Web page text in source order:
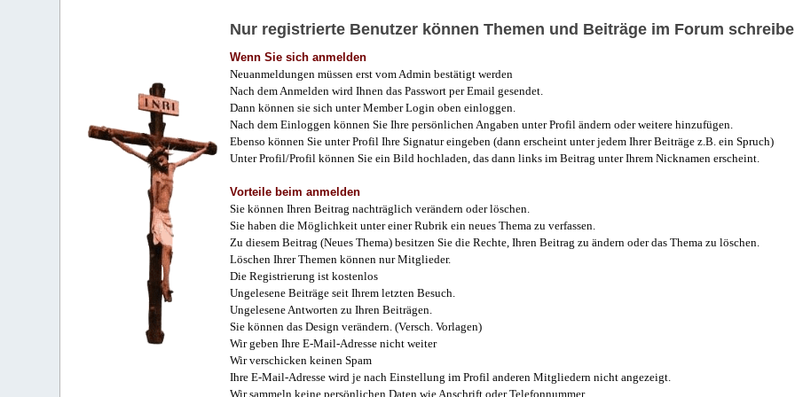
Nur registrierte Benutzer können Themen und Beiträge im Forum
Wenn Sie sich anmelden
Neuanmeldungen müssen erst vom Admin bestätigt werden
Nach dem Anmelden wird Ihnen das Passwort per Email gesendet.
Dann können sie sich unter Member Login oben einloggen.
Nach dem Einloggen können Sie Ihre persönlichen Angaben unter Profil ändern oder weitere hinzufügen.
Ebenso können Sie unter Profil Ihre Signatur eingeben (dann erscheint unter jedem Ihrer Beiträge z.B. ein Spruch)
Unter Profil/Profil können Sie ein Bild hochladen, das dann links im Beitrag unter Ihrem Nicknamen erscheint.
Vorteile beim anmelden
Sie können Ihren Beitrag nachträglich verändern oder löschen.
Sie haben die Möglichkeit unter einer Rubrik ein neues Thema zu verfassen.
Zu diesem Beitrag (Neues Thema) besitzen Sie die Rechte, Ihren Beitrag zu ändern oder das Thema zu löschen.
Löschen Ihrer Themen können nur Mitglieder.
Die Registrierung ist kostenlos
Ungelesene Beiträge seit Ihrem letzten Besuch.
Ungelesene Antworten zu Ihren Beiträgen.
Sie können das Design verändern. (Versch. Vorlagen)
Wir geben Ihre E-Mail-Adresse nicht weiter
Wir verschicken keinen Spam
Ihre E-Mail-Adresse wird je nach Einstellung im Profil anderen Mitgliedern nicht angezeigt.
Wir sammeln keine persönlichen Daten wie Anschrift oder Telefonnummer